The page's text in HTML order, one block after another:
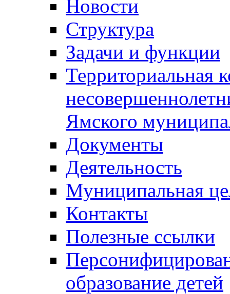
Новости
Структура
Задачи и функции
Территориальная
Ямского
Документы
Деятельность
Муниципальная
Контакты
Полезные ссылки
образование детей